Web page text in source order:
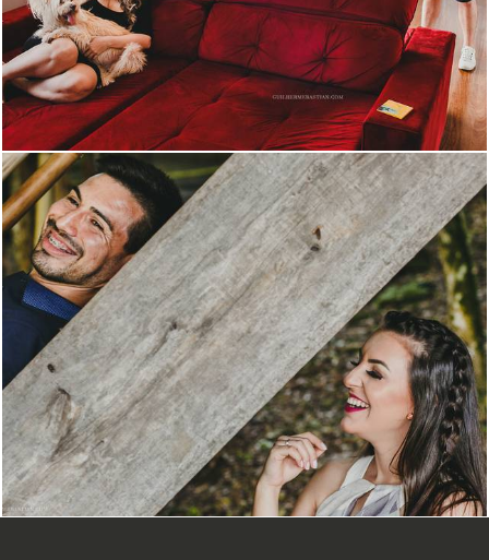
5601 42
2132 1